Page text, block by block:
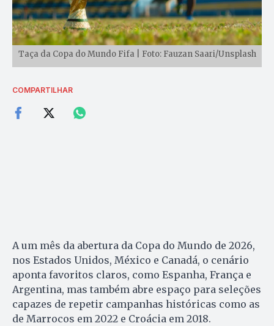
Taça da Copa do Mundo Fifa | Foto: Fauzan Saari/Unsplash
COMPARTILHAR
A um mês da abertura da Copa do Mundo de 2026,
nos Estados Unidos, México e Canadá, o cenário
aponta favoritos claros, como Espanha, França e
Argentina, mas também abre espaço para seleções
capazes de repetir campanhas históricas como as
de Marrocos em 2022 e Croácia em 2018.